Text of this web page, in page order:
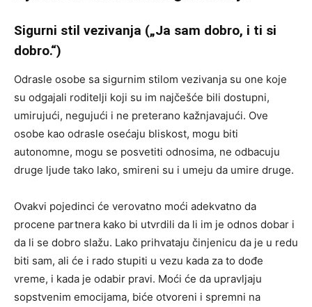
Sigurni stil vezivanja („Ja sam dobro, i ti si
dobro.“)
Odrasle osobe sa sigurnim stilom vezivanja su one koje
su odgajali roditelji koji su im najčešće bili dostupni,
umirujući, negujući i ne preterano kažnjavajući. Ove
osobe kao odrasle osećaju bliskost, mogu biti
autonomne, mogu se posvetiti odnosima, ne odbacuju
druge ljude tako lako, smireni su i umeju da umire druge.
Ovakvi pojedinci će verovatno moći adekvatno da
procene partnera kako bi utvrdili da li im je odnos dobar i
da li se dobro slažu. Lako prihvataju činjenicu da je u redu
biti sam, ali će i rado stupiti u vezu kada za to dođe
vreme, i kada je odabir pravi. Moći će da upravljaju
sopstvenim emocijama, biće otvoreni i spremni na